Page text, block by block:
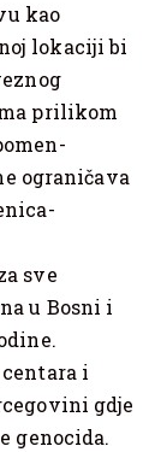
kao
lokaciji bi
prilikom
ograničava
sve
u Bosni i
i
gdje
genocida.